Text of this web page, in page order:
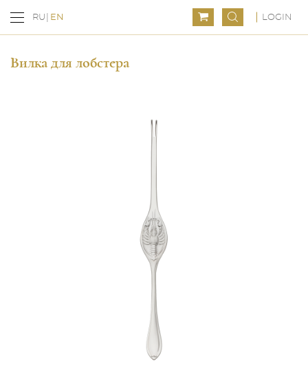
RU EN LOGIN
Вилка для лобстера